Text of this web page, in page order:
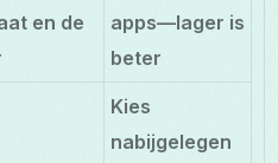
en de
apps—lager is
beter
Kies
nabijgelegen